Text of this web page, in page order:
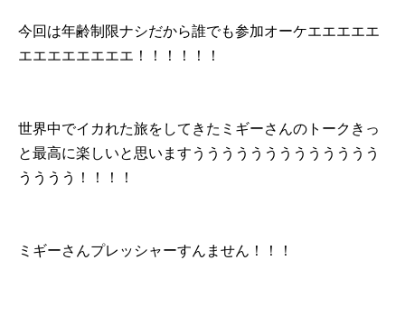
今回は年齢制限ナシだから誰でも参加オーケエエエエエ
エエエエエエエエ！！！！！！
世界中でイカれた旅をしてきたミギーさんのトークきっ
と最高に楽しいと思いますううううううううううううう
うううう！！！！
ミギーさんプレッシャーすんません！！！